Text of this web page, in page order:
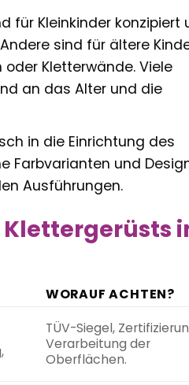
für Kleinkinder konzipiert
sind für ältere
Kletterwände. Viele
an das Alter und die
in die Einrichtung des
Farbvarianten und
Ausführungen.
WORAUF ACHTEN?
TÜV-Siegel,
Verarbeitung der
Oberflächen.